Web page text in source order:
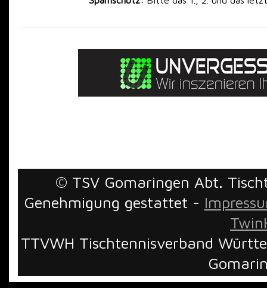
© TSV Gomaringen Abt.
Genehmigung gestattet -
TTVWH Tischtennisverband